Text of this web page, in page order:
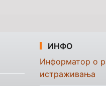
ИНФО
Информатор о
истраживања